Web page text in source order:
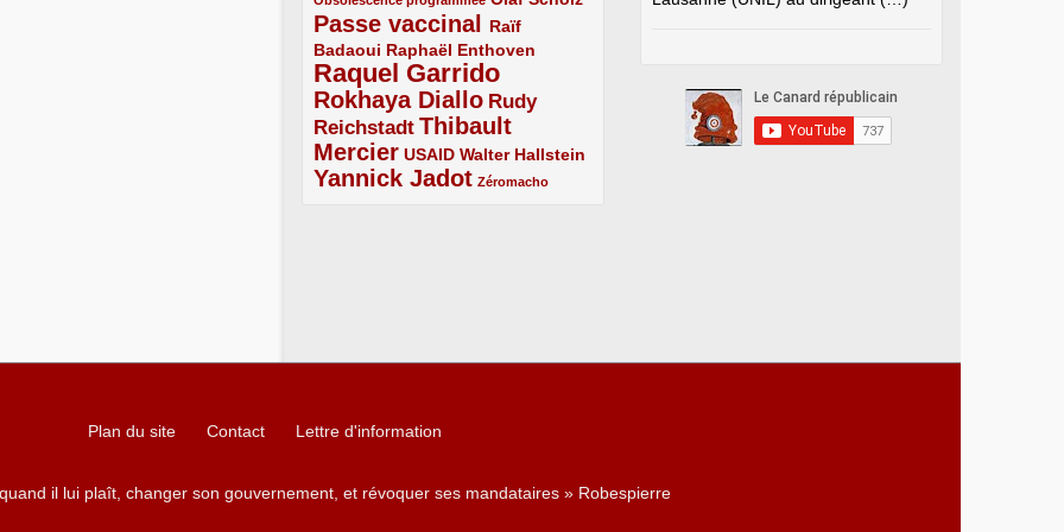
Passe vaccinal
4/5
Raïf
Badaoui
2/5 Raphaël Enthoven
2/5
Raquel Garrido
5/5
Rokhaya Diallo
4/5
Rudy
Reichstadt
3/5
Thibault
Mercier
4/5 USAID
2/5 Walter Hallstein
2/5
Yannick Jadot
4/5 Zéromacho
1/5
Plan du site Contact Lettre d'information
il lui plaît, changer son gouvernement, et révoquer ses mandataires » Robespierre